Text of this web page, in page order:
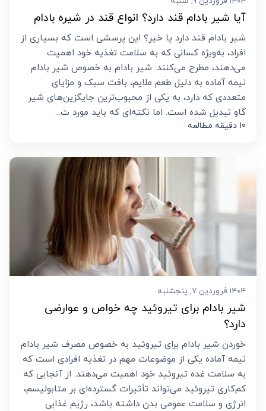
آیا شیر بادام قند دارد؟ انواع قند در شیره بادام
شیر بادام قند دارد یا خیر؟ این پرسشی است که بسیاری از
افراد، به‌ویژه کسانی که به سلامت تغذیه خود اهمیت
می‌دهند، مطرح می‌کنند. شیر بادام به خصوص شیر بادام
نیمه آماده به دلیل طعم ملایم، بافت سبک و مزایای
متعددی که دارد، به یکی از محبوب‌ترین جایگزین‌های شیر
گاو تبدیل شده است. اما نکته‌ای که باید مورد ت...
10 دقیقه مطالعه
1404 فروردین 7, پنجشنبه
شیر بادام برای تیروئید چه خواص و عوارضی
دارد؟
خوردن شیر بادام برای تیروئید به خصوص مصرف شیر بادام
نیمه آماده یکی از موضوعات مهم در تغذیه افرادی است که
به سلامت غده تیروئید خود اهمیت می‌دهند. از آنجایی که
کم‌کاری تیروئید می‌تواند تأثیرات گسترده‌ای بر متابولیسم،
انرژی و سلامت عمومی بدن داشته باشد، رژیم غذایی